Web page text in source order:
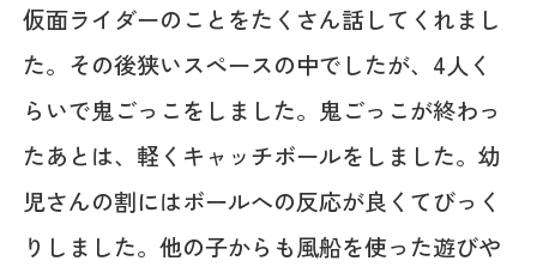
仮面ライダーのことをたくさん話してくれまし
た。その後狭いスペースの中でしたが、4人く
らいで鬼ごっこをしました。鬼ごっこが終わっ
たあとは、軽くキャッチボールをしました。幼
児さんの割にはボールへの反応が良くてびっく
りしました。他の子からも風船を使った遊びや